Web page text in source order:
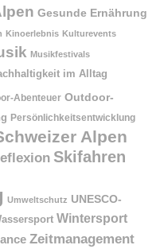
Gesunde Ernährung
Kinoerlebnis Kulturevents
Musikfestivals
im Alltag
Abenteuer Outdoor-
Persönlichkeitsentwicklung
Alpen
Skifahren
Umweltschutz UNESCO-
Wintersport
Zeitmanagement